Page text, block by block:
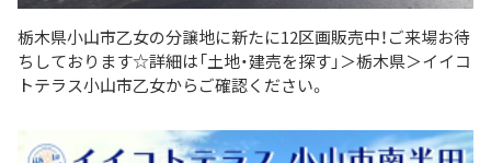
栃木県小山市乙女の分譲地に新たに12区画販売中！ご来場お待
ちしております☆詳細は「土地・建売を探す」＞​​栃木県＞​イイコ
トテラス小山市乙女からご確認ください。